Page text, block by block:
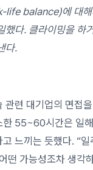
life balance)에 대해
했다. 클라이밍을 하
다.
관련 대기업의 면접
한 55~60시간은 일
느끼는 듯했다. “
떤 가능성조차 생각